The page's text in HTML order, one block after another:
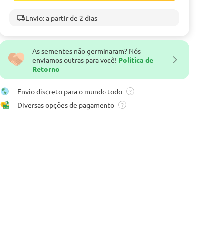
Envio: a partir de 2 dias
As sementes não germinaram? Nós
enviamos outras para você! Política de
Retorno
Envio discreto para o mundo todo ?
Diversas opções de pagamento ?